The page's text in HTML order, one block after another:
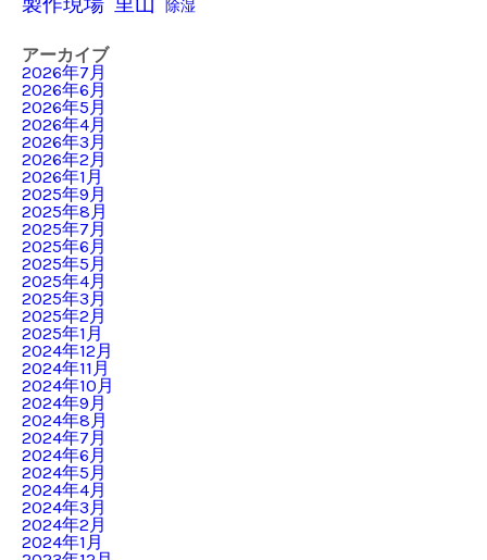
除湿
アーカイブ
2026年7月
2026年6月
2026年5月
2026年4月
2026年3月
2026年2月
2026年1月
2025年9月
2025年8月
2025年7月
2025年6月
2025年5月
2025年4月
2025年3月
2025年2月
2025年1月
2024年12月
2024年11月
2024年10月
2024年9月
2024年8月
2024年7月
2024年6月
2024年5月
2024年4月
2024年3月
2024年2月
2024年1月